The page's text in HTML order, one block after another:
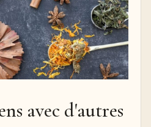
avec d'autres